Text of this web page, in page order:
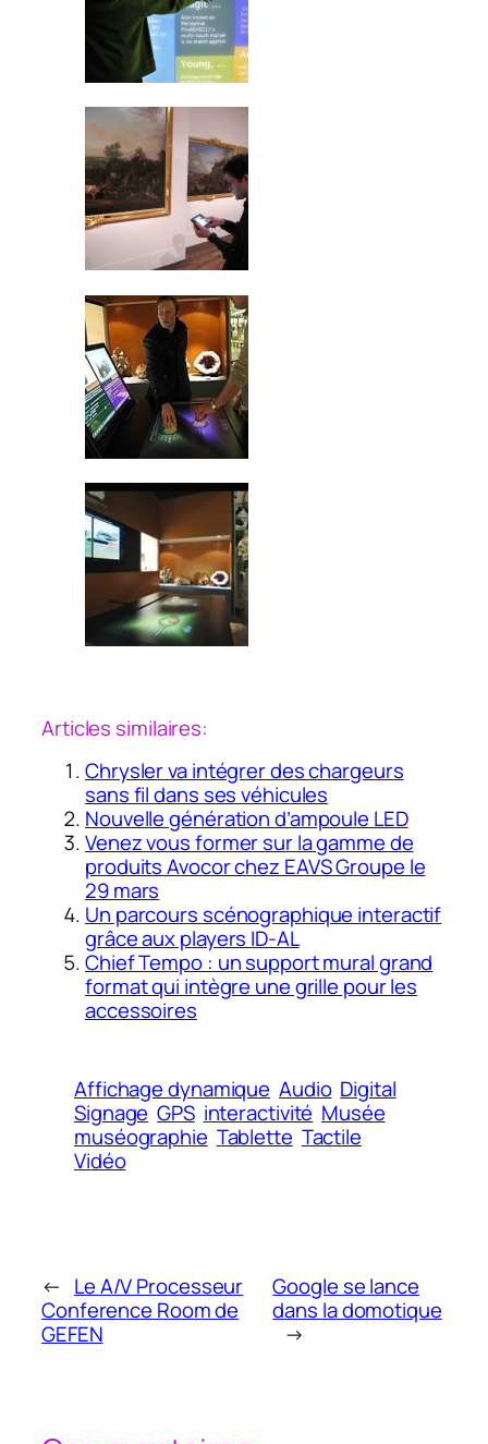
Articles similaires:
Chrysler va intégrer des chargeurs
sans fil dans ses véhicules
Nouvelle génération d’ampoule LED
Venez vous former sur la gamme de
produits Avocor chez EAVS Groupe le
29 mars
Un parcours scénographique interactif
grâce aux players ID-AL
Chief Tempo : un support mural grand
format qui intègre une grille pour les
accessoires
Affichage dynamique Audio Digital
Signage GPS interactivité Musée
muséographie Tablette Tactile
Vidéo
← Le A/V Processeur
Conference Room de
GEFEN
Google se lance
dans la domotique
→